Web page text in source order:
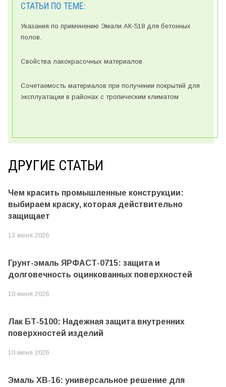
СТАТЬИ ПО ТЕМЕ:
Указания по применению Эмали АК-518 для бетонных
полов.
Свойства лакокрасочных материалов
Сочетаемость материалов при получении покрытий для
эксплуатации в районах с тропическим климатом
ДРУГИЕ СТАТЬИ
Чем красить промышленные конструкции:
выбираем краску, которая действительно
защищает
13 июня 2026
Грунт-эмаль ЯРФАСТ-0715: защита и
долговечность оцинкованных поверхностей
10 июня 2026
Лак БТ-5100: Надежная защита внутренних
поверхностей изделий
10 июня 2026
Эмаль ХВ-16: универсальное решение для